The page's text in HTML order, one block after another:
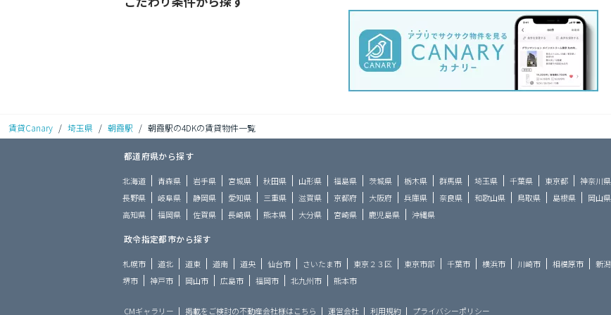
賃貸Canary / 埼玉県 / 朝霞駅 / 朝霞駅の4DKの賃貸物件一覧
都道府県から探す
北海道 青森県 岩手県 宮城県 秋田県 山形県 福島県 茨城県 栃木県 群馬県 埼玉県 千葉県 東京都 神奈川県
長野県
岐阜県 静岡県 愛知県 三重県 滋賀県 京都府 大阪府 兵庫県 奈良県 和歌山県 鳥取県 島根県 岡山県
高知県
福岡県 佐賀県 長崎県 熊本県 大分県 宮崎県 鹿児島県 沖縄県
政令指定都市から探す
札幌市 道北 道東 道南 道央 仙台市 さいたま市 東京２３区 東京市部 千葉市 横浜市 川崎市 相模原市 新
堺市
神戸市 岡山市 広島市 福岡市 北九州市 熊本市
CMギャラリー 掲載をご検討の不動産会社様はこちら 運営会社 利用規約 プライバシーポリシー